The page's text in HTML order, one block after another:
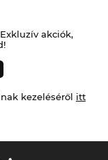
akciók,
kezeléséről itt